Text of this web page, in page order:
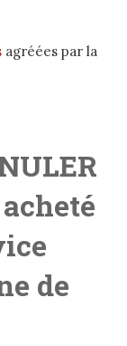
agréées par la
de